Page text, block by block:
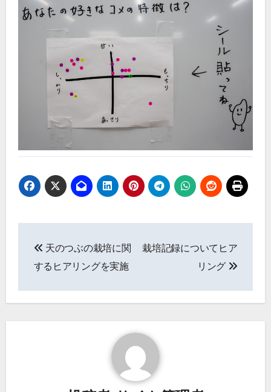
稿
ビ
天のつぶの栽培に関
するヒアリングを実施
栽培記録についてヒア
リング